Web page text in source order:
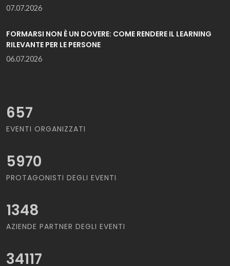
07.07.2026
FORMARSI NON È UN DOVERE: COME RENDERE IL LEARNING
RILEVANTE PER LE PERSONE
06.07.2026
657
EVENTI ORGANIZZATI
5970
PROTAGONISTI DEGLI EVENTI
1348
AZIENDE PARTNER DEGLI EVENTI
34117